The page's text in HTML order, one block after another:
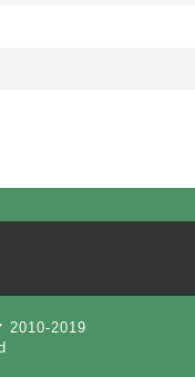
2010-2019